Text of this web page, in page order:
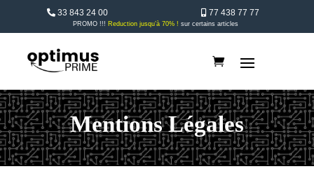
33 843 24 00 77 438 77 77
PROMO !!! Reduction jusqu’à 70% ! sur certains articles
Mentions Légales